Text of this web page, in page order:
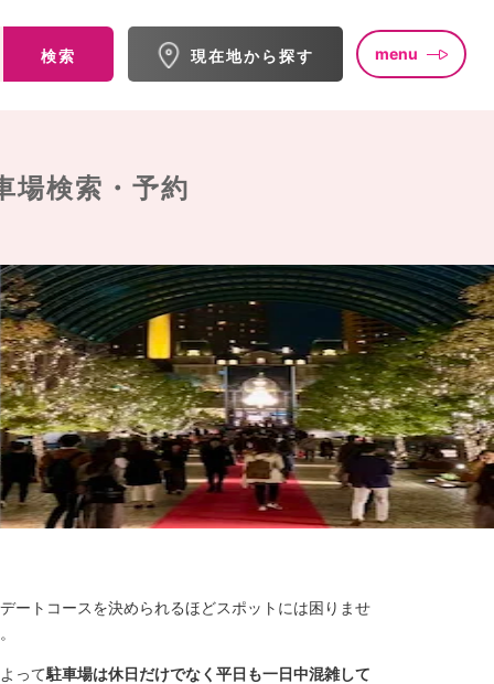
検索 現在地から探す menu
場検索・予約
ートコースを決められるほどスポットには困りませ
って駐車場は休日だけでなく平日も一日中混雑して